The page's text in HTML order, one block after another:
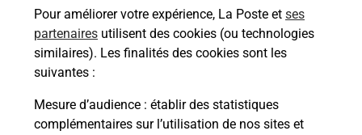
Pour améliorer votre expérience, La Poste et ses
partenaires utilisent des cookies (ou technologies
similaires). Les finalités des cookies sont les
suivantes :
Mesure d’audience : établir des statistiques
complémentaires sur l’utilisation de nos sites et
1 Place De La Mairie
38200 Chuzelles
Le lien s'ouvre dans un nouvel onglet